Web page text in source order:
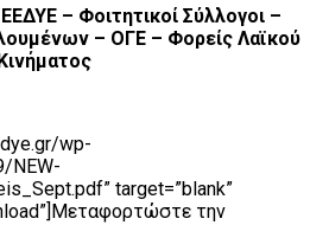
– Φοιτητικοί Σύλλογοι –
– ΟΓΕ – Φορείς Λαϊκού
wp-
NEW-
target=”blank”
την